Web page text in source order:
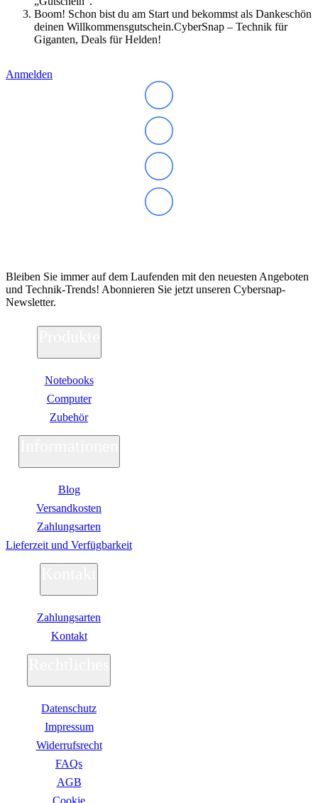
Boom! Schon bist du am Start und bekommst als Dankeschön
deinen Willkommensgutschein.CyberSnap – Technik für
Giganten, Deals für Helden!
Anmelden
Notebooks
Computer
Zubehör
Blog
Versandkosten
Zahlungsarten
Lieferzeit und Verfügbarkeit
Zahlungsarten
Kontakt
Datenschutz
Impressum
Widerrufsrecht
FAQs
AGB
Сookie
Bleiben Sie immer auf dem Laufenden mit den neuesten Angeboten
und Technik-Trends! Abonnieren Sie jetzt unseren Cybersnap-
Newsletter.